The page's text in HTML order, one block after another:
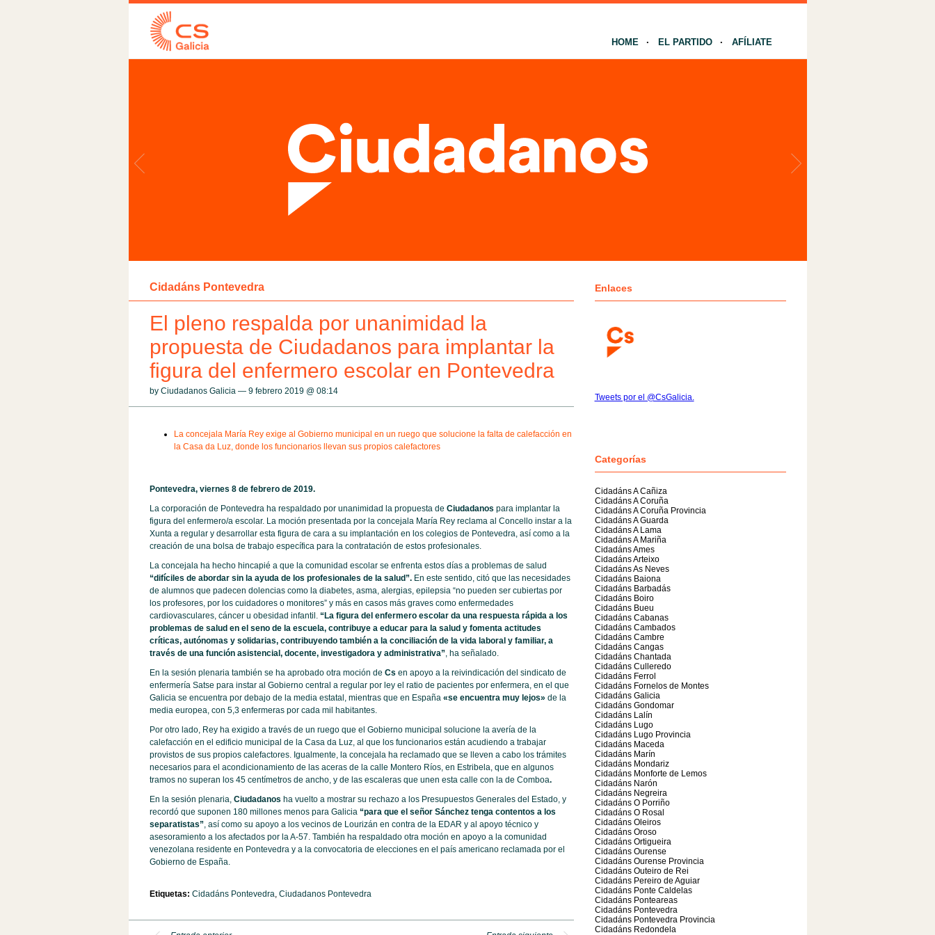
HOME EL PARTIDO AFÍLIATE
Cidadáns Pontevedra
El pleno respalda por unanimidad la
propuesta de Ciudadanos para implantar la
figura del enfermero escolar en Pontevedra
by Ciudadanos Galicia — 9 febrero 2019 @ 08:14
La concejala María Rey exige al Gobierno municipal en un ruego que solucione la falta de calefacción en
la Casa da Luz, donde los funcionarios llevan sus propios calefactores
Pontevedra, viernes 8 de febrero de 2019.
La corporación de Pontevedra ha respaldado por unanimidad la propuesta de Ciudadanos para implantar la
figura del enfermero/a escolar. La moción presentada por la concejala María Rey reclama al Concello instar a la
Xunta a regular y desarrollar esta figura de cara a su implantación en los colegios de Pontevedra, así como a la
creación de una bolsa de trabajo específica para la contratación de estos profesionales.
La concejala ha hecho hincapié a que la comunidad escolar se enfrenta estos días a problemas de salud
“difíciles de abordar sin la ayuda de los profesionales de la salud”.En este sentido, citó que las necesidades
de alumnos que padecen dolencias como la diabetes, asma, alergias, epilepsia “no pueden ser cubiertas por
los profesores, por los cuidadores o monitores” y más en casos más graves como enfermedades
cardiovasculares, cáncer u obesidad infantil. “La figura del enfermero escolar da una respuesta rápida a los
problemas de salud en el seno de la escuela, contribuye a educar para la salud y fomenta actitudes
críticas, autónomas y solidarias, contribuyendo también a la conciliación de la vida laboral y familiar, a
través de una función asistencial, docente, investigadora y administrativa”, ha señalado.
En la sesión plenaria también se ha aprobado otra moción de Cs en apoyo a la reivindicación del sindicato de
enfermería Satse para instar al Gobierno central a regular por ley el ratio de pacientes por enfermera, en el que
Galicia se encuentra por debajo de la media estatal, mientras que en España «se encuentra muy lejos» de la
media europea, con 5,3 enfermeras por cada mil habitantes.
Por otro lado, Rey ha exigido a través de un ruego que el Gobierno municipal solucione la avería de la
calefacción en el edificio municipal de la Casa da Luz, al que los funcionarios están acudiendo a trabajar
provistos de sus propios calefactores. Igualmente, la concejala ha reclamado que se lleven a cabo los trámites
necesarios para el acondicionamiento de las aceras de la calle Montero Ríos, en Estribela, que en algunos
tramos no superan los 45 centímetros de ancho, y de las escaleras que unen esta calle con la de Comboa.
En la sesión plenaria,Ciudadanos ha vuelto a mostrar su rechazo a los Presupuestos Generales del Estado, y
recordó que suponen 180 millones menos para Galicia “para que el señor Sánchez tenga contentos a los
separatistas”, así como su apoyo a los vecinos de Lourizán en contra de la EDAR y al apoyo técnico y
asesoramiento a los afectados por la A-57. También ha respaldado otra moción en apoyo a la comunidad
venezolana residente en Pontevedra y a la convocatoria de elecciones en el país americano reclamada por el
Gobierno de España.
Etiquetas: Cidadáns Pontevedra, Ciudadanos Pontevedra
Enlaces
Tweets por el @CsGalicia.
Categorías
Cidadáns A Cañiza
Cidadáns A Coruña
Cidadáns A Coruña Provincia
Cidadáns A Guarda
Cidadáns A Lama
Cidadáns A Mariña
Cidadáns Ames
Cidadáns Arteixo
Cidadáns As Neves
Cidadáns Baiona
Cidadáns Barbadás
Cidadáns Boiro
Cidadáns Bueu
Cidadáns Cabanas
Cidadáns Cambados
Cidadáns Cambre
Cidadáns Cangas
Cidadáns Chantada
Cidadáns Culleredo
Cidadáns Ferrol
Cidadáns Fornelos de Montes
Cidadáns Galicia
Cidadáns Gondomar
Cidadáns Lalín
Cidadáns Lugo
Cidadáns Lugo Provincia
Cidadáns Maceda
Cidadáns Marín
Cidadáns Mondariz
Cidadáns Monforte de Lemos
Cidadáns Narón
Cidadáns Negreira
Cidadáns O Porriño
Cidadáns O Rosal
Cidadáns Oleiros
Cidadáns Oroso
Cidadáns Ortigueira
Cidadáns Ourense
Cidadáns Ourense Provincia
Cidadáns Outeiro de Rei
Cidadáns Pereiro de Aguiar
Cidadáns Ponte Caldelas
Cidadáns Ponteareas
Cidadáns Pontevedra
Cidadáns Pontevedra Provincia
Cidadáns Redondela